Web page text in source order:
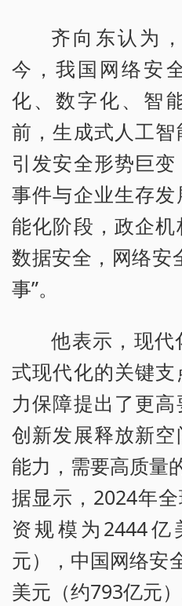
齐向东认为
今，我国网络安
化、数字化、智
前，生成式人工智
引发安全形势巨
事件与企业生存
能化阶段，政企
数据安全，网络安
事”。
他表示，现代
式现代化的关键
力保障提出了更
创新发展释放新
能力，需要高质量
据显示，2024年
资规模为2444
元），中国网络安
美元（约793亿元）